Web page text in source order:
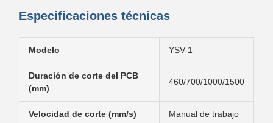
Especificaciones técnicas
Modelo YSV-1
Duración de corte del PCB
(mm)
460/700/1000/1500
Velocidad de corte (mm/s) Manual de trabajo